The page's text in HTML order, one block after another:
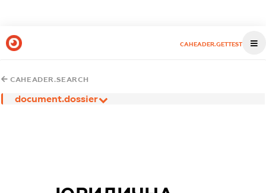
CAHEADER.GETTEST
CAHEADER.SEARCH
document.dossier